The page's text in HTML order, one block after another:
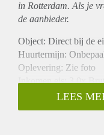
in Rotterdam. Als je
de aanbieder.
Object: Direct bij de
Huurtermijn:
Oplevering: Zie foto
Inkomen eis: 3,0x
Garantiestelling
Borg: 1 Maand
LEES